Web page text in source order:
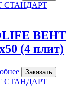
ВЕНТ
(4 плит)
Заказать